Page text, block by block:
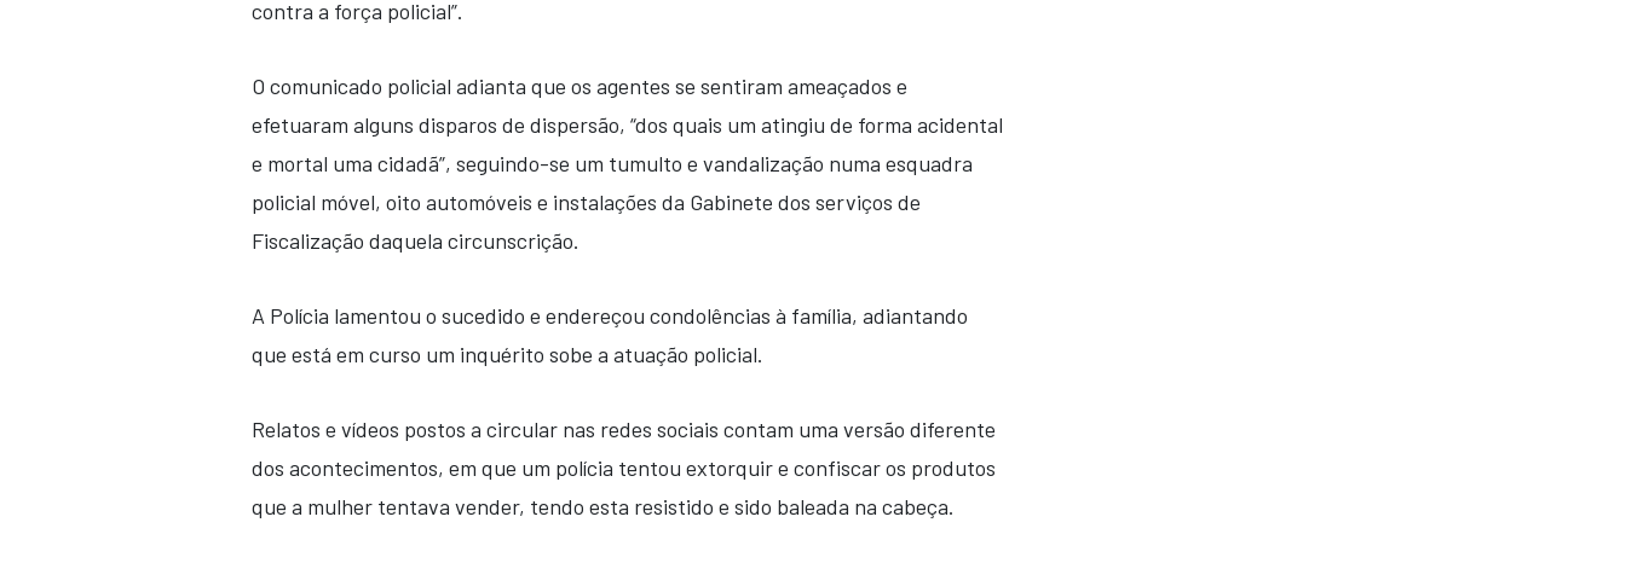
contra a força policial”.
O comunicado policial adianta que os agentes se sentiram ameaçados e
efetuaram alguns disparos de dispersão, “dos quais um atingiu de forma acidental
e mortal uma cidadã”, seguindo-se um tumulto e vandalização numa esquadra
policial móvel, oito automóveis e instalações da Gabinete dos serviços de
Fiscalização daquela circunscrição.
A Polícia lamentou o sucedido e endereçou condolências à família, adiantando
que está em curso um inquérito sobe a atuação policial.
Relatos e vídeos postos a circular nas redes sociais contam uma versão diferente
dos acontecimentos, em que um polícia tentou extorquir e confiscar os produtos
que a mulher tentava vender, tendo esta resistido e sido baleada na cabeça.